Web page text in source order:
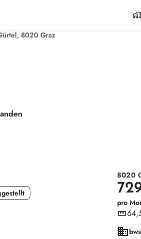
home_work
8020 Graz
8020
pro
straighten
domain